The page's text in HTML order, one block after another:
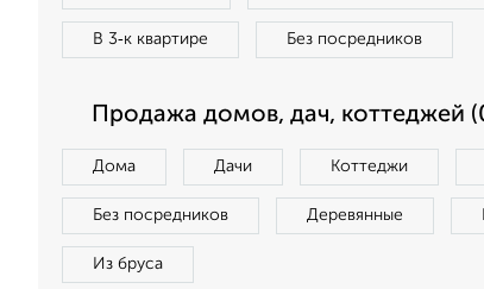
В 3‑к квартире Без посредников
Продажа домов, дач, коттеджей
Дома Дачи Коттеджи
Без посредников Деревянные
Из бруса